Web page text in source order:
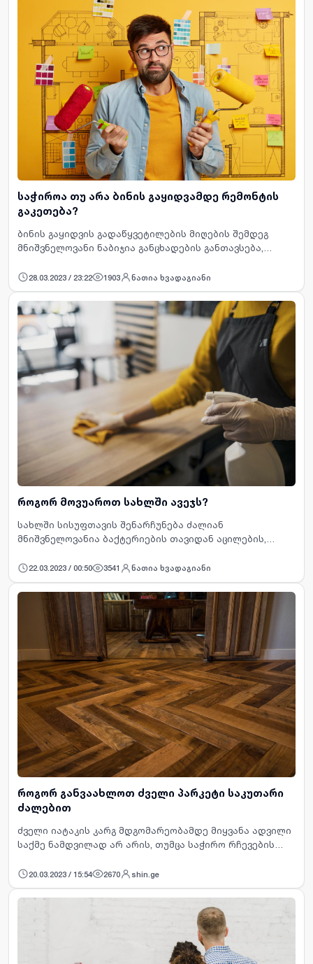
საჭიროა თუ არა ბინის გაყიდვამდე რემონტის
გაკეთება?
ბინის გაყიდვის გადაწყვეტილების მიღების შემდეგ
მნიშვნელოვანი ნაბიჯია განცხადების განთავსება,
ხარისხიანი ფოტოებით გამოირჩევა, მით მეტი
ადამიანი…
28.03.2023 / 23:22 1903 ნათია ხვადაგიანი
როგორ მოვუაროთ სახლში ავეჯს?
სახლში სისუფთავის შენარჩუნება ძალიან
მნიშვნელოვანია ბაქტერიების თავიდან აცილების,
მიზეზების გამო. სხვადასხვა ავეჯს განსხვავებული ზედ…
22.03.2023 / 00:50 3541 ნათია ხვადაგიანი
როგორ განვაახლოთ ძველი პარკეტი საკუთარი
ძალებით
ძველი იატაკის კარგ მდგომარეობამდე მიყვანა ადვილი
საქმე ნამდვილად არ არის, თუმცა საჭირო რჩევების
შესაძლებელია.პირველ რიგში იატაკი საგულდაგულოდ
უნდა გაიწმინდო…
20.03.2023 / 15:54 2670 shin.ge